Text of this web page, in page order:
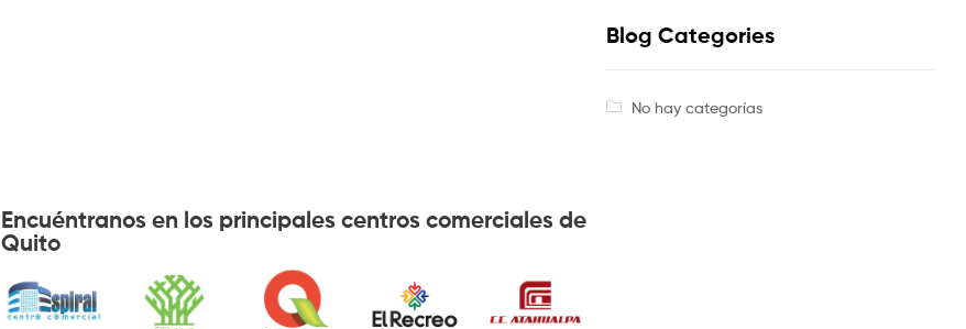
Blog Categories
No hay categorías
Encuéntranos en los principales centros comerciales de
Quito